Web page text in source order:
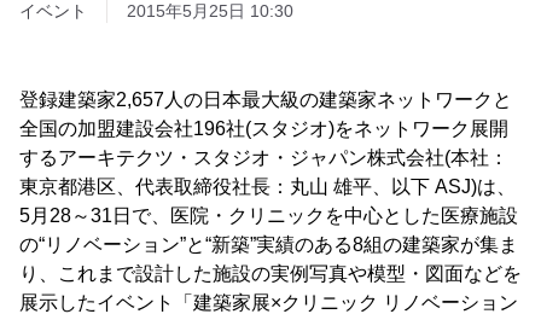
イベント
2015年5月25日 10:30
登録建築家2,657人の日本最大級の建築家ネットワークと
全国の加盟建設会社196社(スタジオ)をネットワーク展開
するアーキテクツ・スタジオ・ジャパン株式会社(本社：
東京都港区、代表取締役社長：丸山 雄平、以下 ASJ)は、
5月28～31日で、医院・クリニックを中心とした医療施設
の“リノベーション”と“新築”実績のある8組の建築家が集ま
り、これまで設計した施設の実例写真や模型・図面などを
展示したイベント「建築家展×クリニック リノベーション